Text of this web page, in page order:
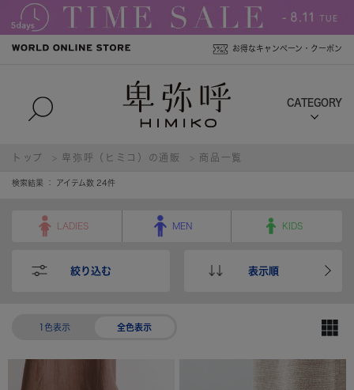
お得なキャンペーン・クーポン
トップ 卑弥呼（ヒミコ）の通販 商品一覧
検索結果 ： アイテム数 24件
LADIES MEN KIDS
絞り込む 表示順
1色表示 全色表示